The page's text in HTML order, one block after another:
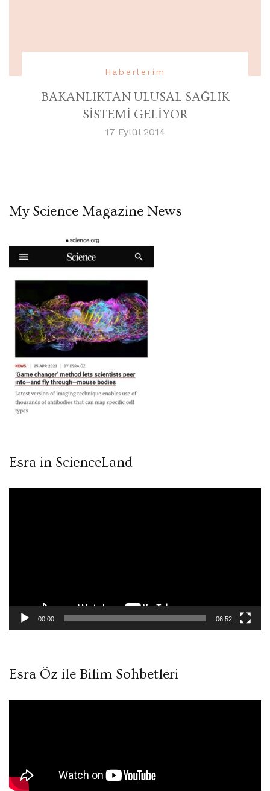
Haberlerim
BAKANLIKTAN ULUSAL SAĞLIK
SİSTEMİ GELİYOR
17 Eylül 2014
My Science Magazine News
Esra in ScienceLand
00:00 06:52
Esra Öz ile Bilim Sohbetleri